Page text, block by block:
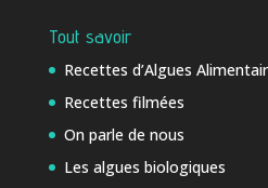
Tout savoir
Recettes d’Algues
Recettes filmées
On parle de nous
Les algues biologiques